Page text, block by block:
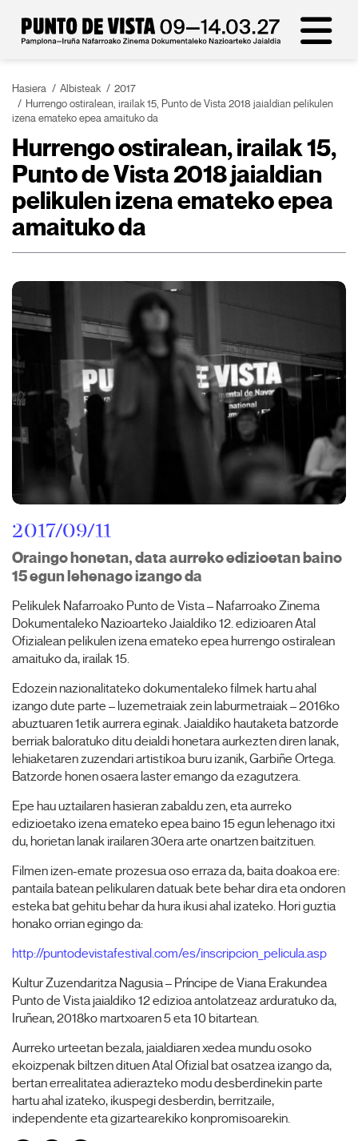
Hasiera Albisteak
2017
Hurrengo ostiralean, irailak 15, Punto de Vista 2018 jaialdian pelikulen
izena emateko epea amaituko da
Hurrengo ostiralean, irailak 15,
Punto de Vista 2018 jaialdian
pelikulen izena emateko epea
amaituko da
2017/09/11
Oraingo honetan, data aurreko edizioetan baino
15 egun lehenago izango da
Pelikulek Nafarroako Punto de Vista – Nafarroako Zinema
Dokumentaleko Nazioarteko Jaialdiko 12. edizioaren Atal
Ofizialean pelikulen izena emateko epea hurrengo ostiralean
amaituko da, irailak 15.
Edozein nazionalitateko dokumentaleko filmek hartu ahal
izango dute parte – luzemetraiak zein laburmetraiak – 2016ko
abuztuaren 1etik aurrera eginak. Jaialdiko hautaketa batzorde
berriak baloratuko ditu deialdi honetara aurkezten diren lanak,
lehiaketaren zuzendari artistikoa buru izanik, Garbiñe Ortega.
Batzorde honen osaera laster emango da ezagutzera.
Epe hau uztailaren hasieran zabaldu zen, eta aurreko
edizioetako izena emateko epea baino 15 egun lehenago itxi
du, horietan lanak irailaren 30era arte onartzen baitzituen.
Filmen izen-emate prozesua oso erraza da, baita doakoa ere:
pantaila batean pelikularen datuak bete behar dira eta ondoren
esteka bat gehitu behar da hura ikusi ahal izateko. Hori guztia
honako orrian egingo da:
http://puntodevistafestival.com/es/inscripcion_pelicula.asp
Kultur Zuzendaritza Nagusia – Príncipe de Viana Erakundea
Punto de Vista jaialdiko 12 edizioa antolatzeaz arduratuko da,
Iruñean, 2018ko martxoaren 5 eta 10 bitartean.
Aurreko urteetan bezala, jaialdiaren xedea mundu osoko
ekoizpenak biltzen dituen Atal Ofizial bat osatzea izango da,
bertan errealitatea adierazteko modu desberdinekin parte
hartu ahal izateko, ikuspegi desberdin, berritzaile,
independente eta gizartearekiko konpromisoarekin.